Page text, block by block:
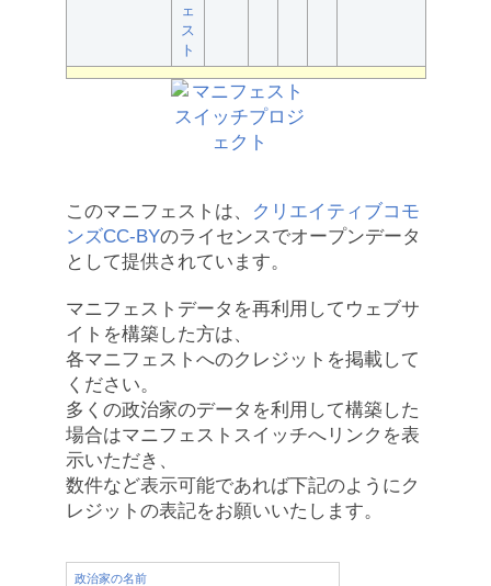
ェ
ス
ト
このマニフェストは、
クリエイティブコモ
ンズCC-BYのライセンスでオープンデータ
として提供されています。
マニフェストデータを再利用してウェブサ
イトを構築した方は、
各マニフェストへのクレジットを掲載して
ください。
多くの政治家のデータを利用して構築した
場合はマニフェストスイッチへリンクを表
示いただき、
数件など表示可能であれば下記のようにク
レジットの表記をお願いいたします。
政治家の名前